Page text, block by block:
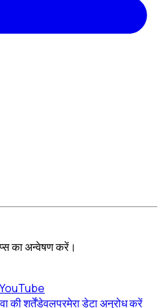
का अन्वेषण करें।
YouTube
की शर्तेंडेवलपरमेरा डेटा अनुरोध करें